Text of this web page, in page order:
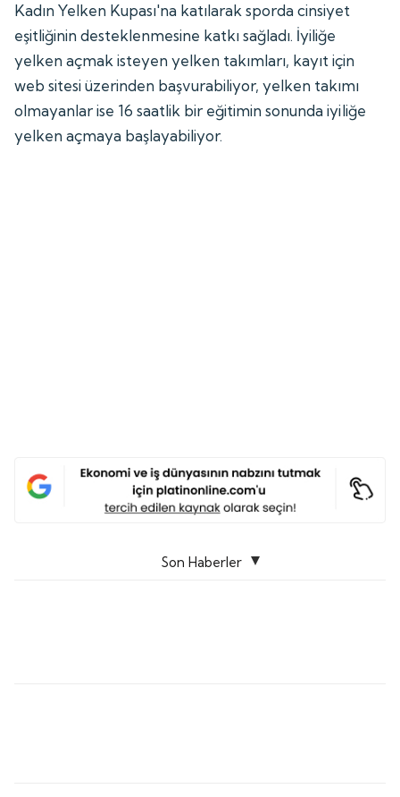
Kadın Yelken Kupası'na katılarak sporda cinsiyet
eşitliğinin desteklenmesine katkı sağladı. İyiliğe
yelken açmak isteyen yelken takımları, kayıt için
web sitesi üzerinden başvurabiliyor, yelken takımı
olmayanlar ise 16 saatlik bir eğitimin sonunda iyiliğe
yelken açmaya başlayabiliyor.
Son Haberler